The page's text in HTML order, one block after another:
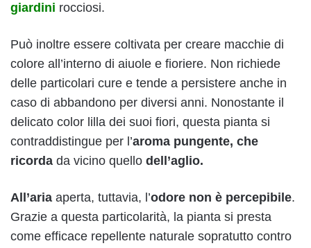
giardini rocciosi.
Può inoltre essere coltivata per creare macchie di
colore all’interno di aiuole e fioriere. Non richiede
delle particolari cure e tende a persistere anche in
caso di abbandono per diversi anni. Nonostante il
delicato color lilla dei suoi fiori, questa pianta si
contraddistingue per l’aroma pungente, che
ricorda da vicino quello dell’aglio.
All’aria aperta, tuttavia, l’odore non è percepibile.
Grazie a questa particolarità, la pianta si presta
come efficace repellente naturale sopratutto contro